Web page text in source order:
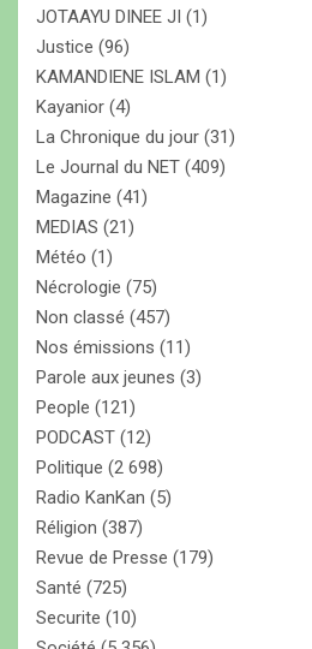
JOTAAYU DINEE JI (1)
Justice (96)
KAMANDIENE ISLAM (1)
Kayanior (4)
La Chronique du jour (31)
Le Journal du NET (409)
Magazine (41)
MEDIAS (21)
Météo (1)
Nécrologie (75)
Non classé (457)
Nos émissions (11)
Parole aux jeunes (3)
People (121)
PODCAST (12)
Politique (2 698)
Radio KanKan (5)
Réligion (387)
Revue de Presse (179)
Santé (725)
Securite (10)